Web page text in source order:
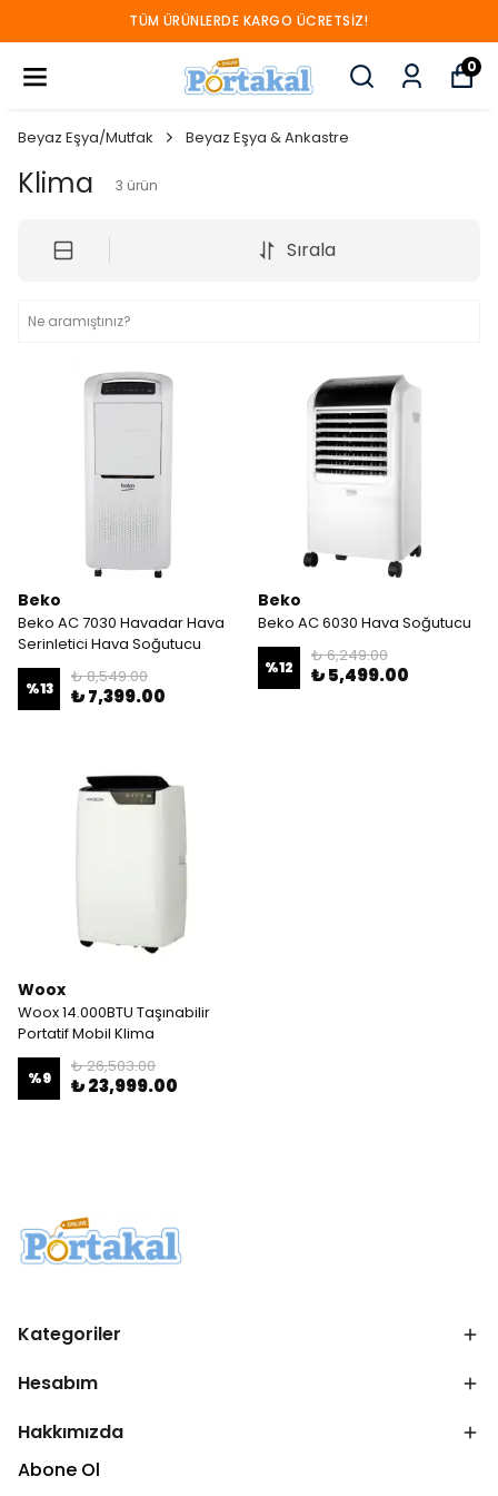
TÜM ÜRÜNLERDE KARGO ÜCRETSIZ!
0
Beyaz Eşya/Mutfak Beyaz Eşya & Ankastre
Klima 3 ürün
Sırala
Beko
Beko AC 7030 Havadar Hava
Serinletici Hava Soğutucu
%13
₺ 8,549.00
₺ 7,399.00
Beko
Beko AC 6030 Hava Soğutucu
%12
₺ 6,249.00
₺ 5,499.00
Woox
Woox 14.000BTU Taşınabilir
Portatif Mobil Klima
%9
₺ 26,503.00
₺ 23,999.00
Kategoriler
Hesabım
Hakkımızda
Abone Ol